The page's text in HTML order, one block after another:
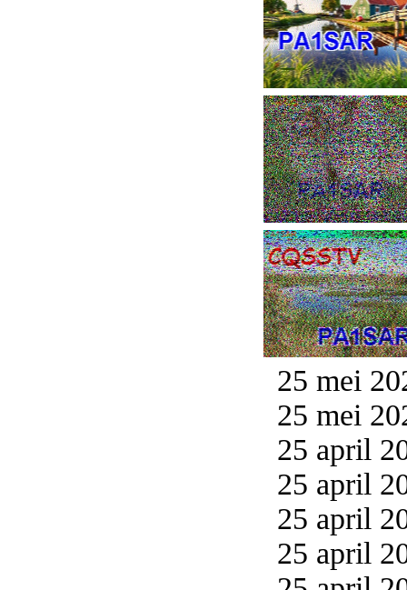
25 mei
25 mei
25 april
25 april
25 april
25 april